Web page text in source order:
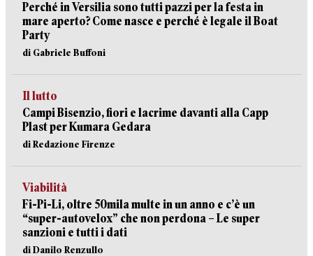
Perché in Versilia sono tutti pazzi per la festa in
mare aperto? Come nasce e perché è legale il Boat
Party
di Gabriele Buffoni
Il lutto
Campi Bisenzio, fiori e lacrime davanti alla Capp
Plast per Kumara Gedara
di Redazione Firenze
Viabilità
Fi-Pi-Li, oltre 50mila multe in un anno e c’è un
“super-autovelox” che non perdona – Le super
sanzioni e tutti i dati
di Danilo Renzullo